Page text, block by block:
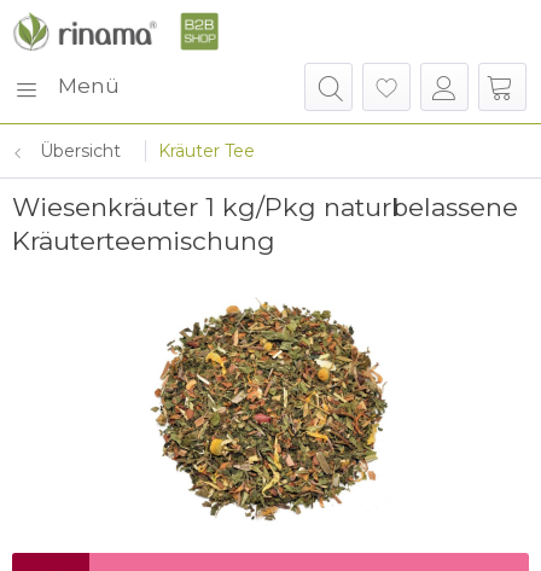
Menü
Übersicht Kräuter Tee
Wiesenkräuter 1 kg/Pkg naturbelassene
Kräuterteemischung